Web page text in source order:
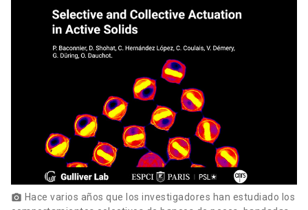
photo_camera Hace varios años que los investigadores han estudiado los